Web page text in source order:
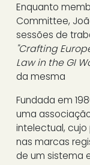
Enquanto
Committee,
sessões de
"Crafting
Law in the GI
da mesma
Fundada em
uma
intelectual,
nas marcas
de um sistema